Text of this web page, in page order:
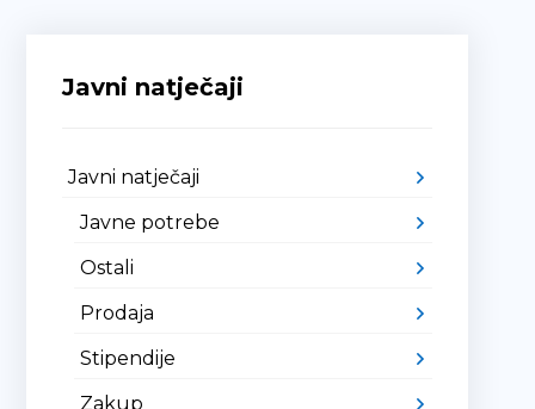
Javni natječaji
Javni natječaji
Javne potrebe
Ostali
Prodaja
Stipendije
Zakup